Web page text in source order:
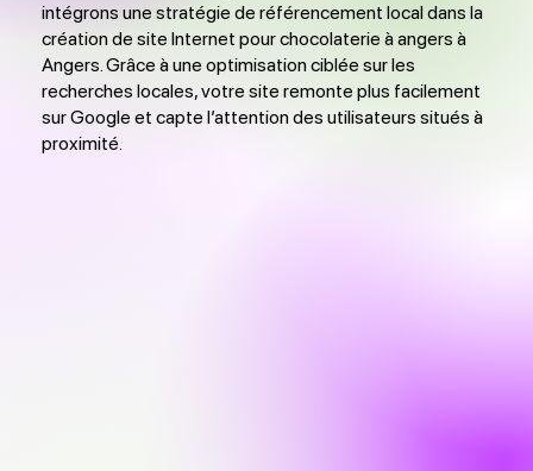
intégrons une stratégie de référencement local dans la
création de site Internet pour chocolaterie à angers à
Angers. Grâce à une optimisation ciblée sur les
recherches locales, votre site remonte plus facilement
sur Google et capte l’attention des utilisateurs situés à
proximité.